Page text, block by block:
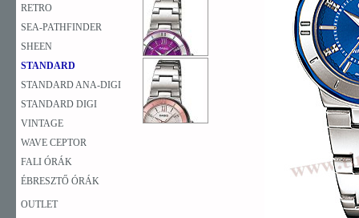
RETRO
SEA-PATHFINDER
SHEEN
STANDARD
STANDARD ANA-DIGI
STANDARD DIGI
VINTAGE
WAVE CEPTOR
FALI ÓRÁK
ÉBRESZTŐ ÓRÁK
OUTLET